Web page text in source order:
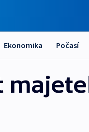
Ekonomika Počasí